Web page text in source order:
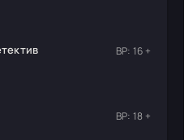
ВР: 16 +
ВР: 18 +